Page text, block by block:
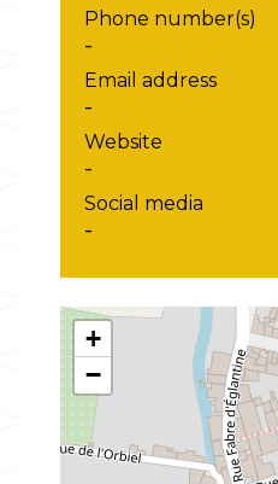
Phone number(s)
-
Email address
-
Website
-
Social media
-
+
−